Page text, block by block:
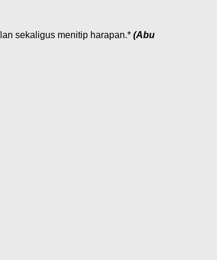
sekaligus menitip harapan.* (Abu